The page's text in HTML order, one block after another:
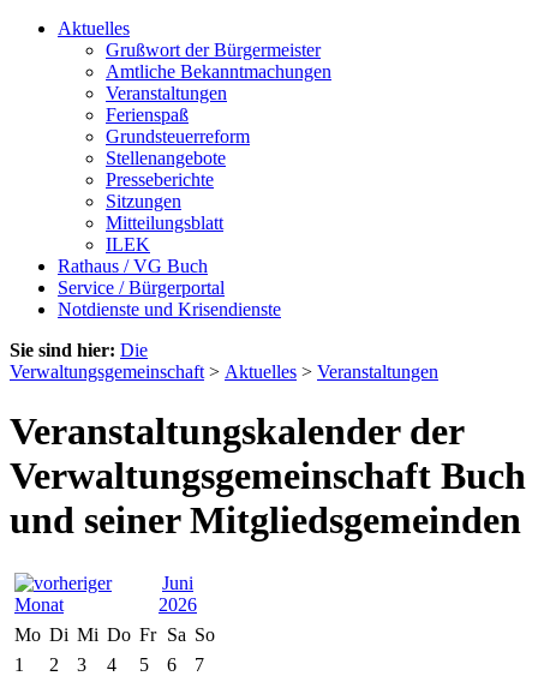
Aktuelles
Grußwort der Bürgermeister
Amtliche Bekanntmachungen
Veranstaltungen
Ferienspaß
Grundsteuerreform
Stellenangebote
Presseberichte
Sitzungen
Mitteilungsblatt
ILEK
Rathaus / VG Buch
Service / Bürgerportal
Notdienste und Krisendienste
Sie sind hier: Die
Verwaltungsgemeinschaft > Aktuelles > Veranstaltungen
Veranstaltungskalender der
Verwaltungsgemeinschaft Buch
und seiner Mitgliedsgemeinden
Juni
2026
Mo Di Mi Do Fr Sa So
1
2 3 4 5 6
7